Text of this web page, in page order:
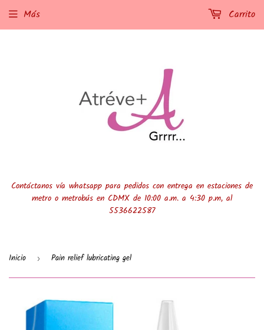
Contáctanos vía whatsapp para pedidos con entrega en estaciones de
metro o metrobús en CDMX de 10:00 a.m. a 4:30 p.m, al
5536622587
Más Carrito
Inicio › Pain relief lubricating gel